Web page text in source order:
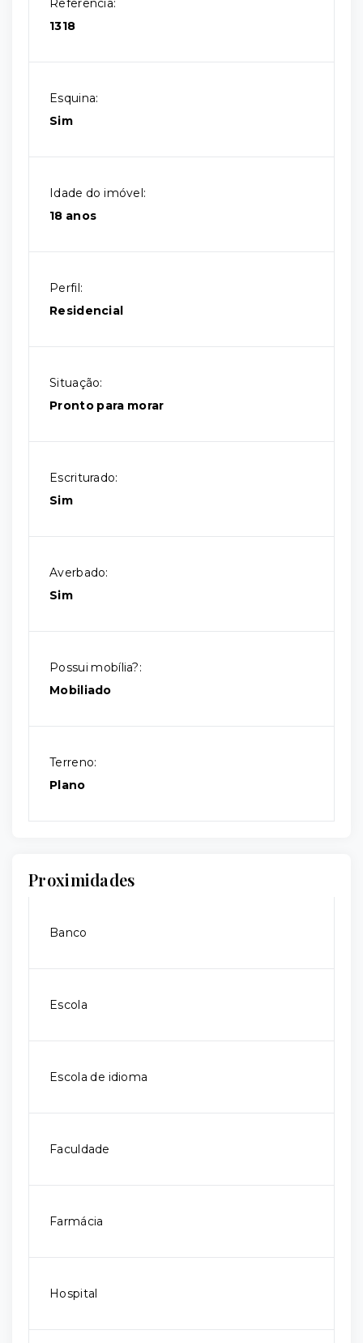
Referência:
1318
Esquina:
Sim
Idade do imóvel:
18 anos
Perfil:
Residencial
Situação:
Pronto para morar
Escriturado:
Sim
Averbado:
Sim
Possui mobília?:
Mobiliado
Terreno:
Plano
Proximidades
Banco
Escola
Escola de idioma
Faculdade
Farmácia
Hospital